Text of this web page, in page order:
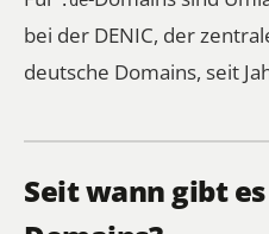
bei der DENIC, der
deutsche Domains, seit
Seit wann gibt